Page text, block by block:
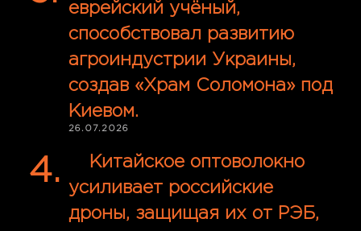
еврейский учёный,
способствовал развитию
агроиндустрии Украины,
создав «Храм Соломона» под
Киевом.
26.07.2026
Китайское оптоволокно
усиливает российские
дроны, защищая их от РЭБ,